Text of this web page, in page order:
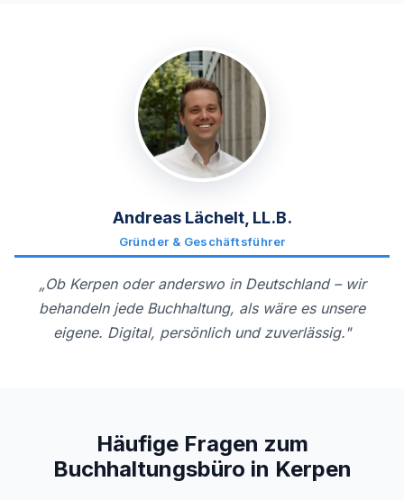
Andreas Lächelt, LL.B.
Gründer & Geschäftsführer
„Ob Kerpen oder anderswo in Deutschland – wir
behandeln jede Buchhaltung, als wäre es unsere
eigene. Digital, persönlich und zuverlässig."
Häufige Fragen zum
Buchhaltungsbüro in Kerpen